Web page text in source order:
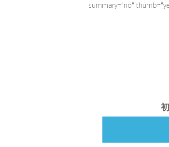
summary="no"